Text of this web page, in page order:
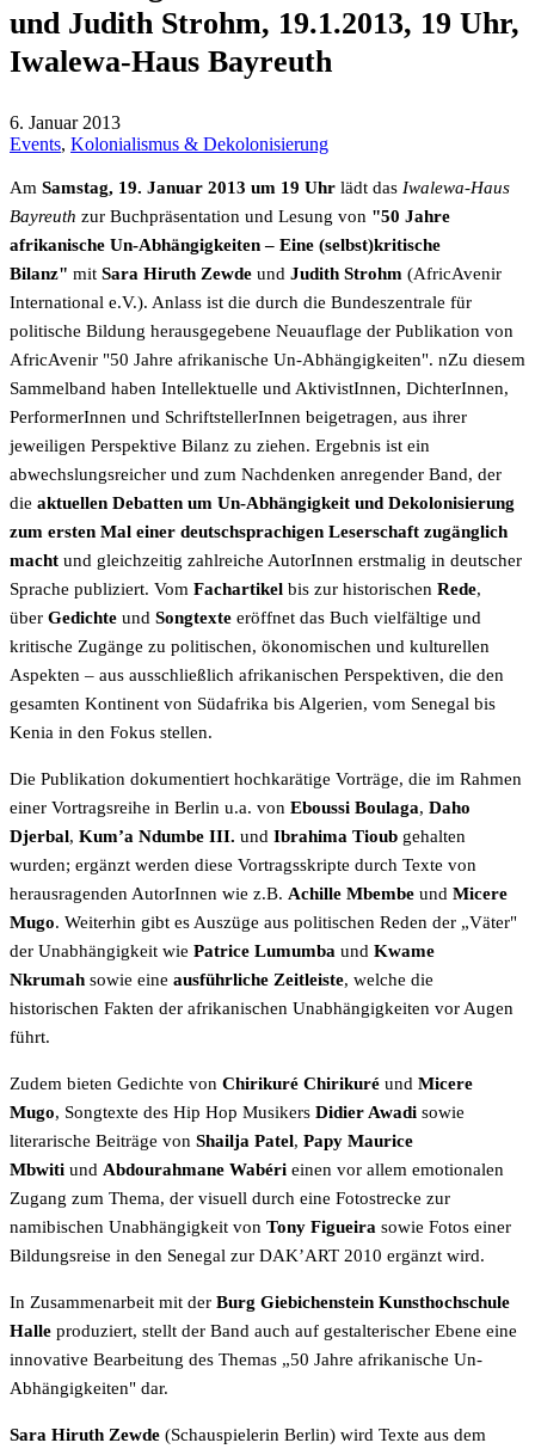
und Judith Strohm, 19.1.2013, 19 Uhr,
Iwalewa-Haus Bayreuth
6. Januar 2013
Events, Kolonialismus & Dekolonisierung
Am Samstag, 19. Januar 2013 um 19 Uhr lädt das Iwalewa-Haus
Bayreuth zur Buchpräsentation und Lesung von "50 Jahre
afrikanische Un-Abhängigkeiten – Eine (selbst)kritische
Bilanz" mit Sara Hiruth Zewde und Judith Strohm (AfricAvenir
International e.V.). Anlass ist die durch die Bundeszentrale für
politische Bildung herausgegebene Neuauflage der Publikation von
AfricAvenir "50 Jahre afrikanische Un-Abhängigkeiten". nZu diesem
Sammelband haben Intellektuelle und AktivistInnen, DichterInnen,
PerformerInnen und SchriftstellerInnen beigetragen, aus ihrer
jeweiligen Perspektive Bilanz zu ziehen. Ergebnis ist ein
abwechslungsreicher und zum Nachdenken anregender Band, der
die aktuellen Debatten um Un-Abhängigkeit und Dekolonisierung
zum ersten Mal einer deutschsprachigen Leserschaft zugänglich
macht und gleichzeitig zahlreiche AutorInnen erstmalig in deutscher
Sprache publiziert. Vom Fachartikel bis zur historischen Rede,
über Gedichte und Songtexte eröffnet das Buch vielfältige und
kritische Zugänge zu politischen, ökonomischen und kulturellen
Aspekten – aus ausschließlich afrikanischen Perspektiven, die den
gesamten Kontinent von Südafrika bis Algerien, vom Senegal bis
Kenia in den Fokus stellen.
Die Publikation dokumentiert hochkarätige Vorträge, die im Rahmen
einer Vortragsreihe in Berlin u.a. von Eboussi Boulaga, Daho
Djerbal, Kum’a Ndumbe III. und Ibrahima Tioub gehalten
wurden; ergänzt werden diese Vortragsskripte durch Texte von
herausragenden AutorInnen wie z.B. Achille Mbembe und Micere
Mugo. Weiterhin gibt es Auszüge aus politischen Reden der „Väter"
der Unabhängigkeit wie Patrice Lumumba und Kwame
Nkrumah sowie eine ausführliche Zeitleiste, welche die
historischen Fakten der afrikanischen Unabhängigkeiten vor Augen
führt.
Zudem bieten Gedichte von Chirikuré Chirikuré und Micere
Mugo, Songtexte des Hip Hop Musikers Didier Awadi sowie
literarische Beiträge von Shailja Patel, Papy Maurice
Mbwiti und Abdourahmane Wabéri einen vor allem emotionalen
Zugang zum Thema, der visuell durch eine Fotostrecke zur
namibischen Unabhängigkeit von Tony Figueira sowie Fotos einer
Bildungsreise in den Senegal zur DAK’ART 2010 ergänzt wird.
In Zusammenarbeit mit der Burg Giebichenstein Kunsthochschule
Halle produziert, stellt der Band auch auf gestalterischer Ebene eine
innovative Bearbeitung des Themas „50 Jahre afrikanische Un-
Abhängigkeiten" dar.
Sara Hiruth Zewde (Schauspielerin Berlin) wird Texte aus dem